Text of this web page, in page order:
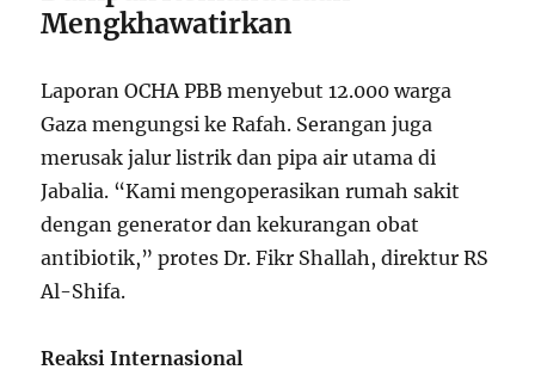
Mengkhawatirkan
Laporan OCHA PBB menyebut 12.000 warga
Gaza mengungsi ke Rafah. Serangan juga
merusak jalur listrik dan pipa air utama di
Jabalia. “Kami mengoperasikan rumah sakit
dengan generator dan kekurangan obat
antibiotik,” protes Dr. Fikr Shallah, direktur RS
Al-Shifa.
Reaksi Internasional